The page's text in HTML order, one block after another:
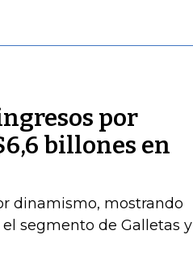
por
billones en
dinamismo, mostrando
segmento de Galletas y